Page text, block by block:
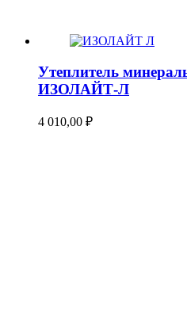
Утеплитель
ИЗОЛАЙТ-Л
4 010,00 ₽